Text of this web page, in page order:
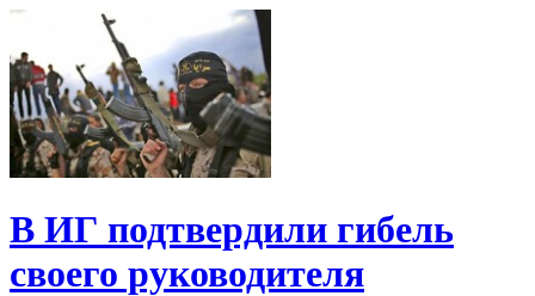
В ИГ подтвердили гибель
своего руководителя